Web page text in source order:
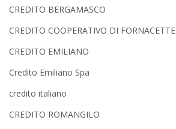
CREDITO BERGAMASCO
CREDITO COOPERATIVO DI FORNACETTE
CREDITO EMILIANO
Credito Emiliano Spa
credito italiano
CREDITO ROMANGILO